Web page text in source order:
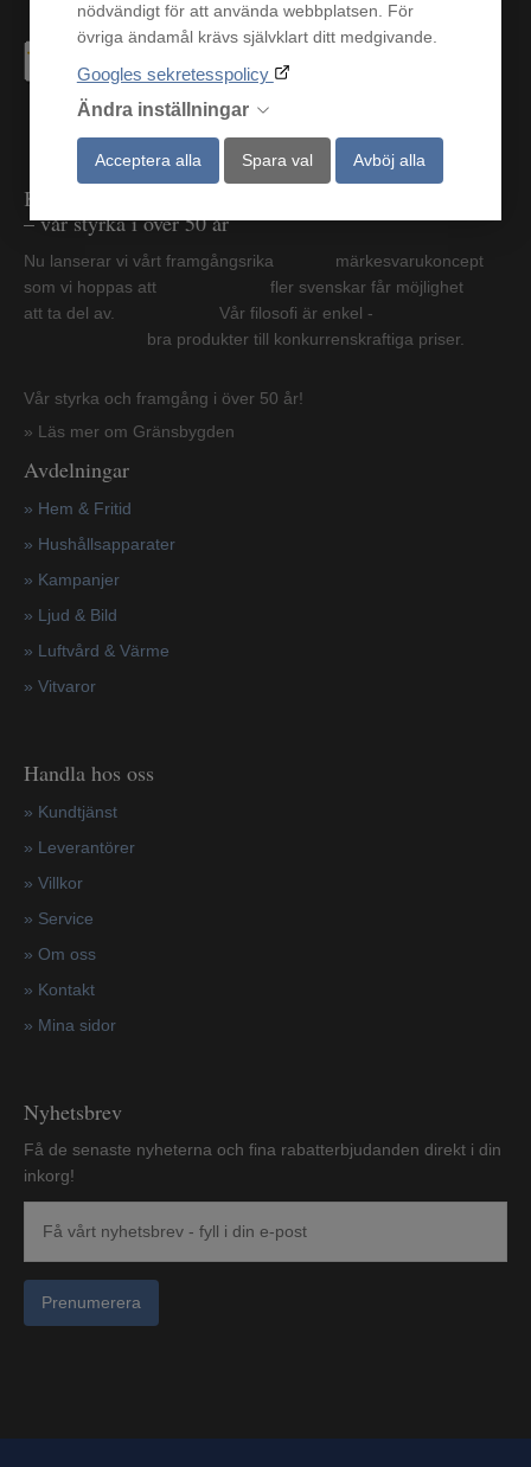
nödvändigt för att använda webbplatsen. För
övriga ändamål krävs självklart ditt medgivande.
Googles sekretesspolicy
Ändra inställningar
Acceptera alla Spara val Avböj alla
Kvalité, service och omtanke
– vår styrka i över 50 år
Nu lanserar vi vårt framgångsrika märkesvarukoncept
som vi hoppas att fler svenskar får möjlighet
att ta del av. Vår filosofi är enkel -
bra produkter till konkurrenskraftiga priser.
Vår styrka och framgång i över 50 år!
» Läs mer om Gränsbygden
Avdelningar
» Hem & Fritid
» Hushållsapparater
» Kampanjer
» Ljud & Bild
» Luftvård & Värme
» Vitvaror
Handla hos oss
» Kundtjänst
» Leverantörer
» Villkor
» Service
» Om oss
» Kontakt
» Mina sidor
Nyhetsbrev
Få de senaste nyheterna och fina rabatterbjudanden direkt i din
inkorg!
Prenumerera